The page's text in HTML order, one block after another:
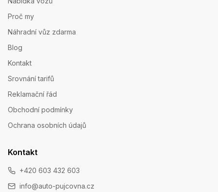
Proč my
Náhradní vůz zdarma
Blog
Kontakt
Srovnání tarifů
Reklamační řád
Obchodní podmínky
Ochrana osobních údajů
Kontakt
+420 603 432 603
info@auto-pujcovna.cz